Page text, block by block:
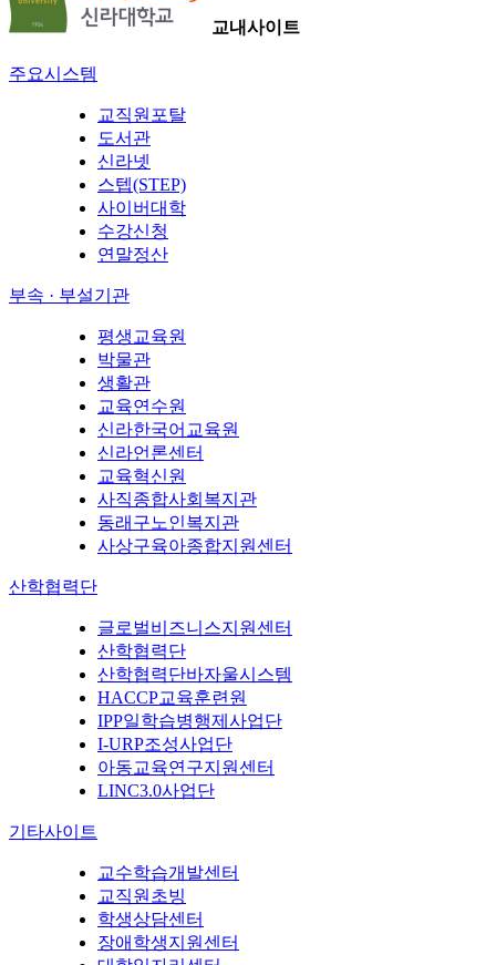
교내사이트
주요시스템
교직원포탈
도서관
신라넷
스텝(STEP)
사이버대학
수강신청
연말정산
부속 · 부설기관
평생교육원
박물관
생활관
교육연수원
신라한국어교육원
신라언론센터
교육혁신원
사직종합사회복지관
동래구노인복지관
사상구육아종합지원센터
산학협력단
글로벌비즈니스지원센터
산학협력단
산학협력단바자울시스템
HACCP교육훈련원
IPP일학습병행제사업단
I-URP조성사업단
아동교육연구지원센터
LINC3.0사업단
기타사이트
교수학습개발센터
교직원초빙
학생상담센터
장애학생지원센터